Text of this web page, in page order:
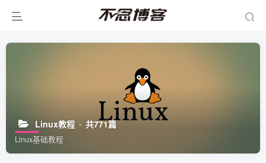
Linux教程 共771篇
Linux基础教程